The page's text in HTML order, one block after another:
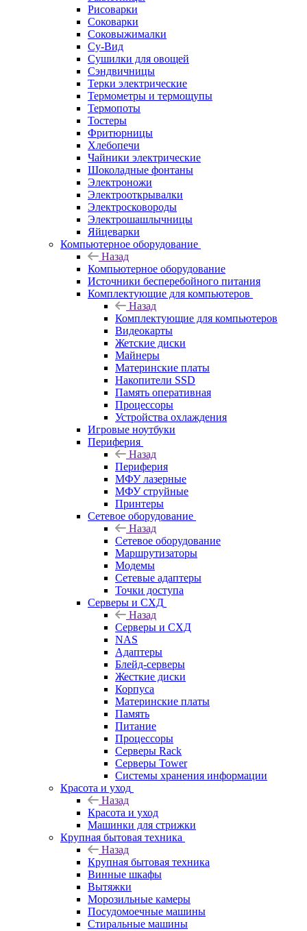
Рисоварки
Соковарки
Соковыжималки
Су-Вид
Сушилки для овощей
Сэндвичницы
Терки электрические
Термометры и термощупы
Термопоты
Тостеры
Фритюрницы
Хлебопечи
Чайники электрические
Шоколадные фонтаны
Электроножи
Электрооткрывалки
Электросковороды
Электрошашлычницы
Яйцеварки
Компьютерное оборудование
Назад
Компьютерное оборудование
Источники бесперебойного питания
Комплектующие для компьютеров
Назад
Комплектующие для компьютеров
Видеокарты
Жетские диски
Майнеры
Материнские платы
Накопители SSD
Память оперативная
Процессоры
Устройства охлаждения
Игровые ноутбуки
Периферия
Назад
Периферия
МФУ лазерные
МФУ струйные
Принтеры
Сетевое оборудование
Назад
Сетевое оборудование
Маршрутизаторы
Модемы
Сетевые адаптеры
Точки доступа
Серверы и СХД
Назад
Серверы и СХД
NAS
Адаптеры
Блейд-серверы
Жесткие диски
Корпуса
Материнские платы
Память
Питание
Процессоры
Серверы Rack
Серверы Tower
Системы хранения информации
Красота и уход
Назад
Красота и уход
Машинки для стрижки
Крупная бытовая техника
Назад
Крупная бытовая техника
Винные шкафы
Вытяжки
Морозильные камеры
Посудомоечные машины
Стиральные машины